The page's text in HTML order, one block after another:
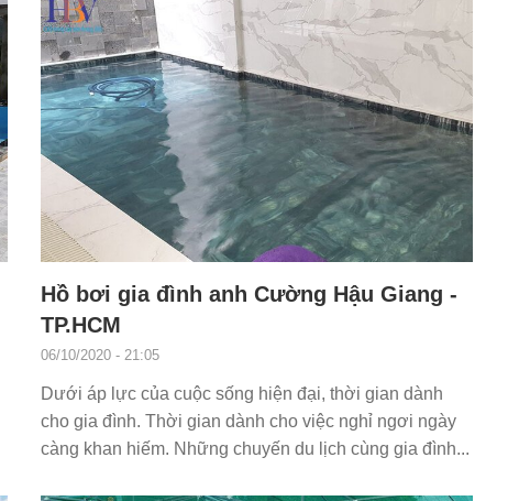
Hồ bơi gia đình anh Cường Hậu Giang -
TP.HCM
06/10/2020 - 21:05
Dưới áp lực của cuộc sống hiện đại, thời gian dành
cho gia đình. Thời gian dành cho việc nghỉ ngơi ngày
càng khan hiếm. Những chuyến du lịch cùng gia đình...